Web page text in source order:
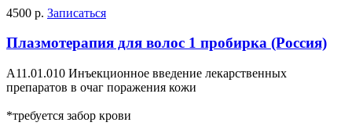
4500 р. Записаться
Плазмотерапия для волос 1 пробирка (Россия)
А11.01.010 Инъекционное введение лекарственных
препаратов в очаг поражения кожи
*требуется забор крови